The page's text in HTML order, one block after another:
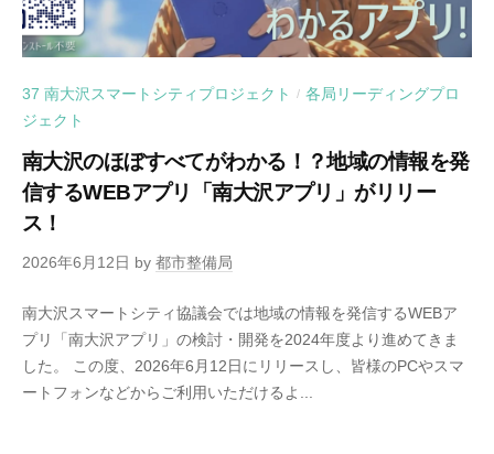
37 南大沢スマートシティプロジェクト / 各局リーディングプロ
ジェクト
南大沢のほぼすべてがわかる！？地域の情報を発
信するWEBアプリ「南大沢アプリ」がリリー
ス！
2026年6月12日 by 都市整備局
南大沢スマートシティ協議会では地域の情報を発信するWEBア
プリ「南大沢アプリ」の検討・開発を2024年度より進めてきま
した。 この度、2026年6月12日にリリースし、皆様のPCやスマ
ートフォンなどからご利用いただけるよ...